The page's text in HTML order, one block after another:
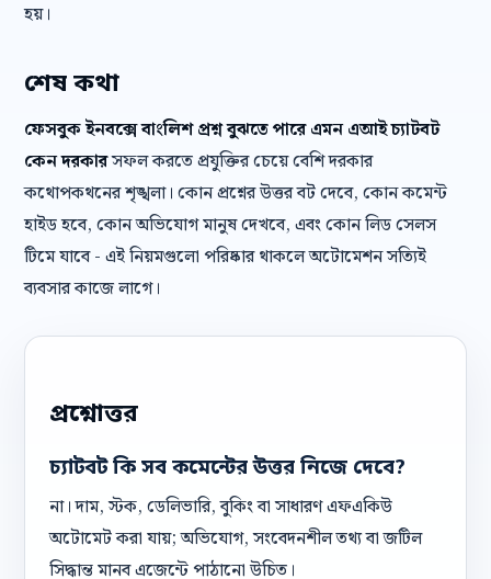
হয়।
শেষ কথা
ফেসবুক ইনবক্সে বাংলিশ প্রশ্ন বুঝতে পারে এমন এআই চ্যাটবট
কেন দরকারসফল করতে প্রযুক্তির চেয়ে বেশি দরকার
কথোপকথনের শৃঙ্খলা। কোন প্রশ্নের উত্তর বট দেবে, কোন কমেন্ট
হাইড হবে, কোন অভিযোগ মানুষ দেখবে, এবং কোন লিড সেলস
টিমে যাবে - এই নিয়মগুলো পরিষ্কার থাকলে অটোমেশন সত্যিই
ব্যবসার কাজে লাগে।
প্রশ্নোত্তর
চ্যাটবট কি সব কমেন্টের উত্তর নিজে দেবে?
না। দাম, স্টক, ডেলিভারি, বুকিং বা সাধারণ এফএকিউ
অটোমেট করা যায়; অভিযোগ, সংবেদনশীল তথ্য বা জটিল
সিদ্ধান্ত মানব এজেন্টে পাঠানো উচিত।